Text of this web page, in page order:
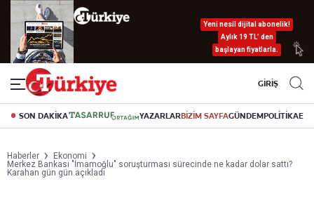
Yeni nesil dijital abonelik!
Aylık 19 TL’ den
başlayan fiyatlarla.
GİRİŞ
SON DAKİKA YAZARLARBİZİM SAYFAGÜNDEMPOLİTİKA
Haberler
Ekonomi
Merkez Bankası "İmamoğlu" soruşturması sürecinde ne kadar dolar sattı?
Karahan gün gün açıkladı